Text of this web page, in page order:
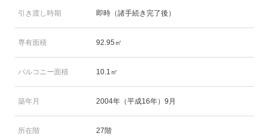
引き渡し時期 即時（諸手続き完了後）
専有面積 92.95㎡
バルコニー面積 10.1㎡
築年月 2004年（平成16年）9月
所在階 27階